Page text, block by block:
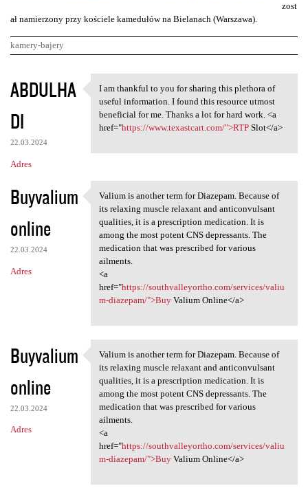
zost
ał namierzony przy kościele kamedułów na Bielanach (Warszawa).
kamery-bajery
K
o
m
e
n
a
z
e
ABDULHA
DI
22.03.2024
Adres
I am thankful to you for
I am thankful to you for sharing this plethora of
useful information. I found this resource utmost
beneficial for me. Thanks a lot for hard work. <a
href="https://www.texastcart.com/">RTPSlot</a>
Buyvalium
online
22.03.2024
Adres
Valium is another term for
Valium is another term for Diazepam. Because of
its relaxing muscle relaxant and anticonvulsant
qualities, it is a prescription medication. It is
among the most potent CNS depressants. The
medication that was prescribed for various
ailments.
<a
href="https://southvalleyortho.com/services/valiu
m-diazepam/">BuyValium Online</a>
Buyvalium
online
22.03.2024
Adres
Valium is another term for
Valium is another term for Diazepam. Because of
its relaxing muscle relaxant and anticonvulsant
qualities, it is a prescription medication. It is
among the most potent CNS depressants. The
medication that was prescribed for various
ailments.
<a
href="https://southvalleyortho.com/services/valiu
m-diazepam/">BuyValium Online</a>